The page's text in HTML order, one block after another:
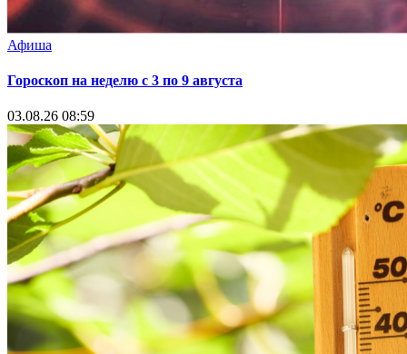
Афиша
Гороскоп на неделю с 3 по 9 августа
03.08.26 08:59